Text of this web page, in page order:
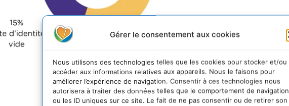
Gérer le consentement aux cookies
Nous utilisons des technologies telles que les cookies pour stocker et/ou
accéder aux informations relatives aux appareils. Nous le faisons pour
améliorer l’expérience de navigation. Consentir à ces technologies nous
autorisera à traiter des données telles que le comportement de navigation
ou les ID uniques sur ce site. Le fait de ne pas consentir ou de retirer son